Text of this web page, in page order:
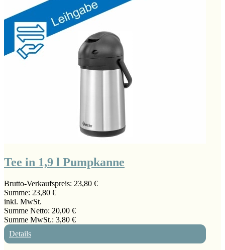
Tee in 1,9 l Pumpkanne
Brutto-Verkaufspreis: 23,80 €
Summe: 23,80 €
inkl. MwSt.
Summe Netto: 20,00 €
Summe MwSt.: 3,80 €
Details